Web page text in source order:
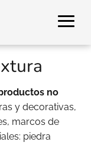
no
y decorativas,
marcos de
piedra